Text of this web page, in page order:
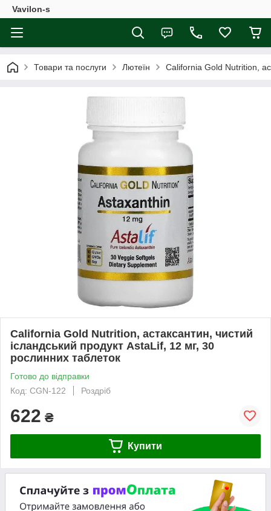
Vavilon-s
Товари та послуги Лютеїн California Gold Nutrition,
California Gold Nutrition, астаксантин, чистий
ісландський продукт AstaLif, 12 мг, 30
рослинних таблеток
Готово до відправки
Код: CGN-122
Роздріб
622 ₴
Купити